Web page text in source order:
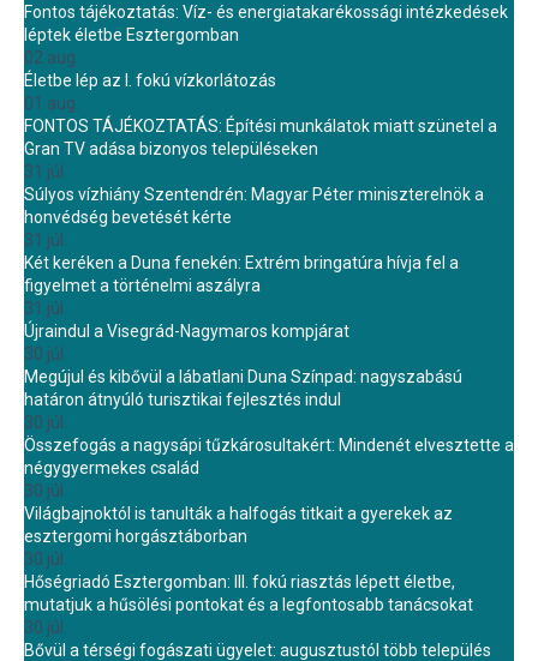
Fontos tájékoztatás: Víz- és energiatakarékossági intézkedések
léptek életbe Esztergomban
02 aug.
Életbe lép az I. fokú vízkorlátozás
01 aug.
FONTOS TÁJÉKOZTATÁS: Építési munkálatok miatt szünetel a
Gran TV adása bizonyos településeken
31 júl.
Súlyos vízhiány Szentendrén: Magyar Péter miniszterelnök a
honvédség bevetését kérte
31 júl.
Két keréken a Duna fenekén: Extrém bringatúra hívja fel a
figyelmet a történelmi aszályra
31 júl.
Újraindul a Visegrád-Nagymaros kompjárat
30 júl.
Megújul és kibővül a lábatlani Duna Színpad: nagyszabású
határon átnyúló turisztikai fejlesztés indul
30 júl.
Összefogás a nagysápi tűzkárosultakért: Mindenét elvesztette a
négygyermekes család
30 júl.
Világbajnoktól is tanulták a halfogás titkait a gyerekek az
esztergomi horgásztáborban
30 júl.
Hőségriadó Esztergomban: III. fokú riasztás lépett életbe,
mutatjuk a hűsölési pontokat és a legfontosabb tanácsokat
30 júl.
Bővül a térségi fogászati ügyelet: augusztustól több település